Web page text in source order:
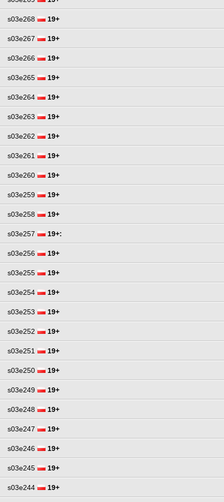
s03e268 19+
s03e267 19+
s03e266 19+
s03e265 19+
s03e264 19+
s03e263 19+
s03e262 19+
s03e261 19+
s03e260 19+
s03e259 19+
s03e258 19+
s03e257 19+:
s03e256 19+
s03e255 19+
s03e254 19+
s03e253 19+
s03e252 19+
s03e251 19+
s03e250 19+
s03e249 19+
s03e248 19+
s03e247 19+
s03e246 19+
s03e245 19+
s03e244 19+